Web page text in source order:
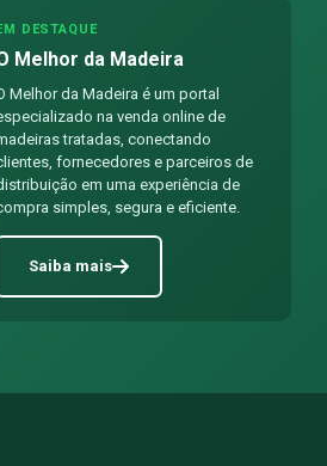
DESTAQUE
Melhor da Madeira
Melhor da Madeira é um portal
na venda online de
tratadas, conectando
fornecedores e parceiros de
em uma experiência de
simples, segura e eficiente.
Saiba mais